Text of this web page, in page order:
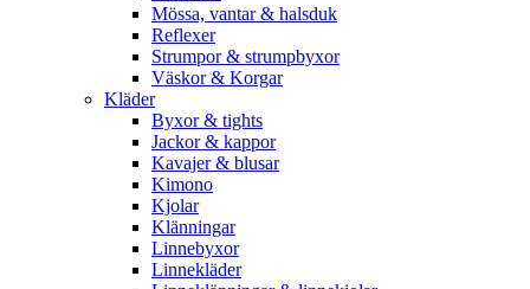
Mössa, vantar & halsduk
Reflexer
Strumpor & strumpbyxor
Väskor & Korgar
Kläder
Byxor & tights
Jackor & kappor
Kavajer & blusar
Kimono
Kjolar
Klänningar
Linnebyxor
Linnekläder